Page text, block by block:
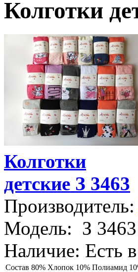
Колготки
Колготки
детские З 3463
Производитель:
Модель: З 3463
Наличие: Есть
Состав 80% Хлопок 10% Полиамид